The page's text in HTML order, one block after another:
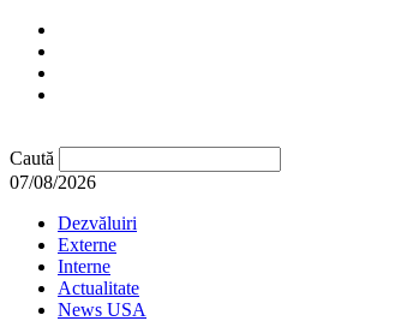
Caută
07/08/2026
Dezvăluiri
Externe
Interne
Actualitate
News USA